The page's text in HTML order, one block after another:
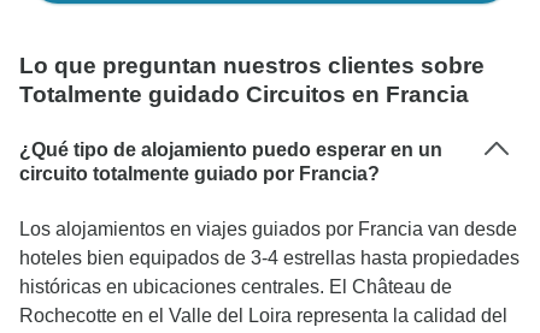
Lo que preguntan nuestros clientes sobre
Totalmente guidado Circuitos en Francia
¿Qué tipo de alojamiento puedo esperar en un
circuito totalmente guiado por Francia?
Los alojamientos en viajes guiados por Francia van desde
hoteles bien equipados de 3-4 estrellas hasta propiedades
históricas en ubicaciones centrales. El Château de
Rochecotte en el Valle del Loira representa la calidad del